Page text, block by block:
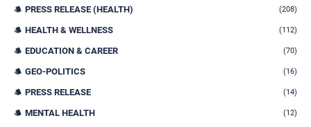
PRESS RELEASE (HEALTH) (208)
HEALTH & WELLNESS (112)
EDUCATION & CAREER (70)
GEO-POLITICS (16)
PRESS RELEASE (14)
MENTAL HEALTH (12)